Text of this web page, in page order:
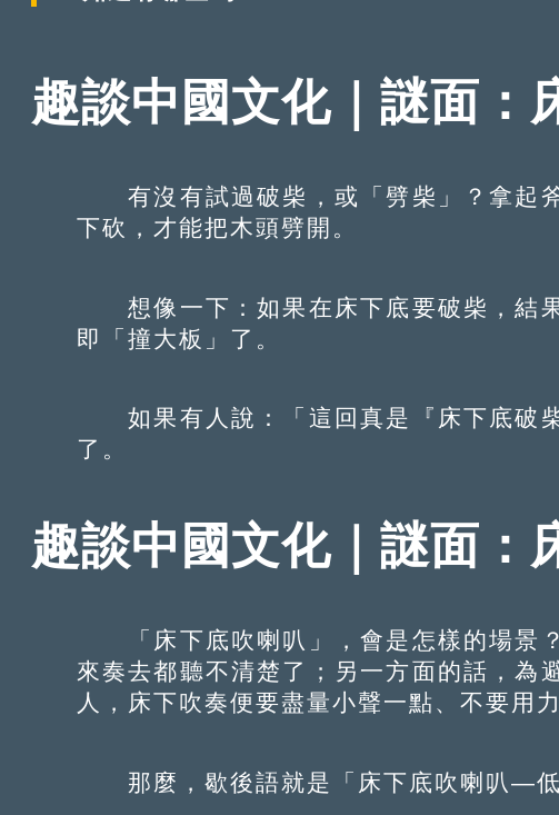
趣談中國文化｜謎面：
有沒有試過破柴，或「劈柴」？拿起
下砍，才能把木頭劈開。
想像一下：如果在床下底要破柴，結果
即「撞大板」了。
如果有人說：「這回真是『床下底破
了。
趣談中國文化｜謎面：
「床下底吹喇叭」，會是怎樣的場景
來奏去都聽不清楚了；另一方面的話，為
人，床下吹奏便要盡量小聲一點、不要用力
那麼，歇後語就是「床下底吹喇叭—低